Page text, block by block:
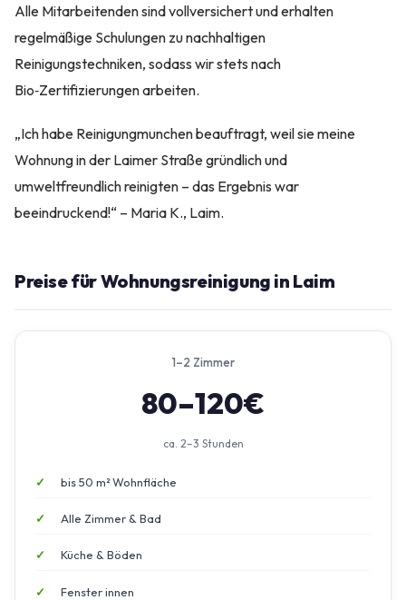
Alle Mitarbeitenden sind vollversichert und erhalten
regelmäßige Schulungen zu nachhaltigen
Reinigungstechniken, sodass wir stets nach
Bio‑Zertifizierungen arbeiten.
„Ich habe Reinigungmunchen beauftragt, weil sie meine
Wohnung in der Laimer Straße gründlich und
umweltfreundlich reinigten – das Ergebnis war
beeindruckend!“ – Maria K., Laim.
Preise für Wohnungsreinigung in Laim
1–2 Zimmer
80–120€
ca. 2–3 Stunden
bis 50 m² Wohnfläche
Alle Zimmer & Bad
Küche & Böden
Fenster innen